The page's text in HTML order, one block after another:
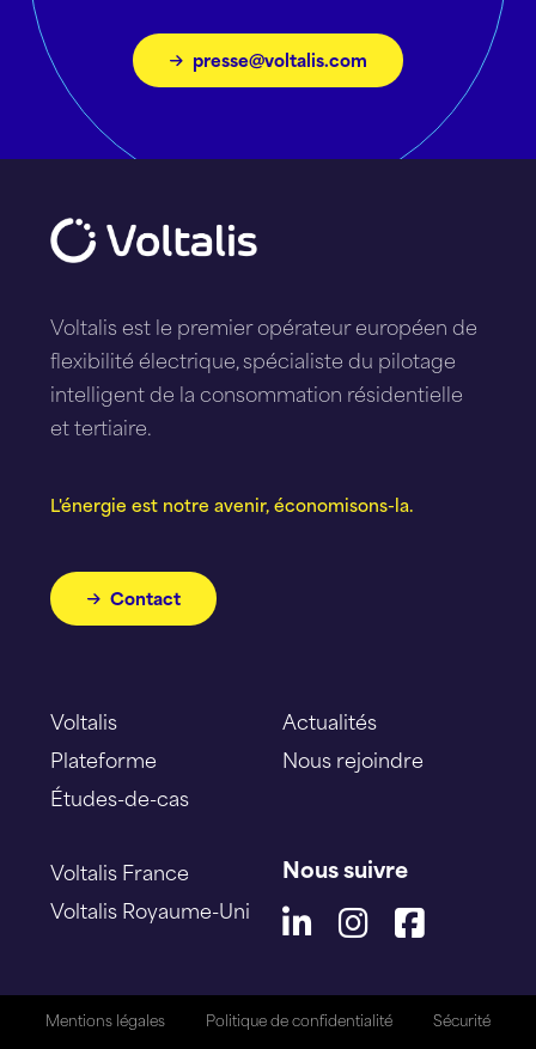
presse@voltalis.com
Voltalis est le premier opérateur européen de
flexibilité électrique, spécialiste du pilotage
intelligent de la consommation résidentielle
et tertiaire.
L'énergie est notre avenir, économisons-la.
Contact
Voltalis
Plateforme
Études-de-cas
Actualités
Nous rejoindre
Voltalis France
Voltalis Royaume-Uni
Nous suivre
Mentions légales Politique de confidentialité Sécurité